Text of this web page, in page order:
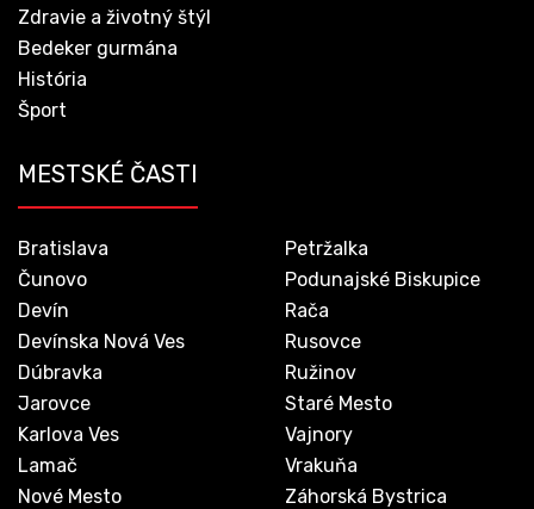
Zdravie a životný štýl
Bedeker gurmána
História
Šport
MESTSKÉ ČASTI
Bratislava
Čunovo
Devín
Devínska Nová Ves
Dúbravka
Jarovce
Karlova Ves
Lamač
Nové Mesto
Petržalka
Podunajské Biskupice
Rača
Rusovce
Ružinov
Staré Mesto
Vajnory
Vrakuňa
Záhorská Bystrica